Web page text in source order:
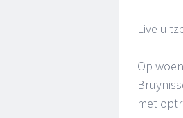
Live
Op
met